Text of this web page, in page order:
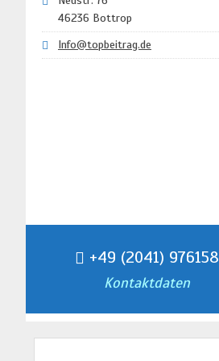
46236 Bottrop
Info@topbeitrag.de
+49 (2041) 976158
Kontaktdaten